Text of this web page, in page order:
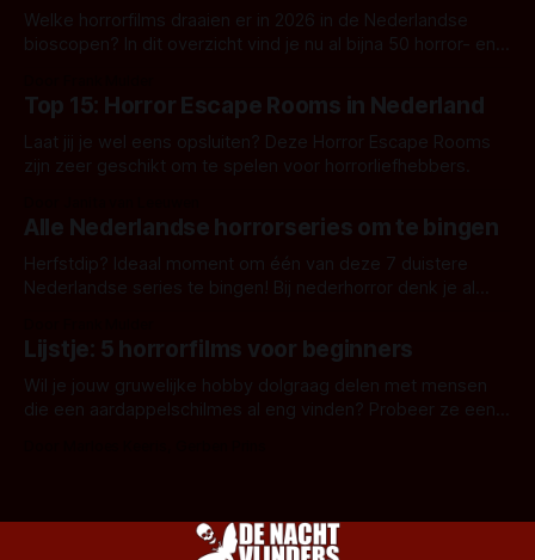
Welke horrorfilms draaien er in 2026 in de Nederlandse
bioscopen? In dit overzicht vind je nu al bijna 50 horror- en
Top 15: Horror Escape Rooms in Nederland
Laat jij je wel eens opsluiten? Deze Horror Escape Rooms
zijn zeer geschikt om te spelen voor horrorliefhebbers.
Alle Nederlandse horrorseries om te bingen
Herfstdip? Ideaal moment om één van deze 7 duistere
Nederlandse series te bingen! Bij nederhorror denk je al
Amsterdamned of The Johnsons. Maar Nederlandse horror
is niet beperkt tot films. Hier een aantal Nederlandse tv-
series uit het duistere of horrorgenre. Als
Lijstje: 5 horrorfilms voor beginners
Wil je jouw gruwelijke hobby dolgraag delen met mensen
die een aardappelschilmes al eng vinden? Probeer ze eens